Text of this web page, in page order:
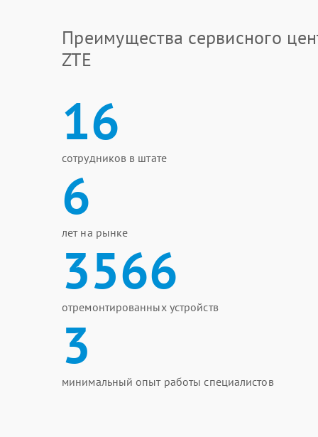
Преимущества сервисного
ZTE
16
сотрудников в штате
6
лет на рынке
3566
отремонтированных устройств
3
минимальный опыт работы специалистов